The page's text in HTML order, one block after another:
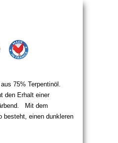
75% Terpentinöl.
den Erhalt einer
Mit dem
einen dunkleren